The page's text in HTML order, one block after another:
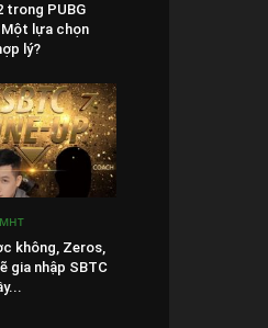
trong PUBG
Một lựa chọn
lý?
không, Zeros,
gia nhập SBTC